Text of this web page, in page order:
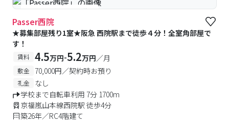
#予約受付中 #空室待ち
Passer西院
★募集部屋残り1室★阪急 西院駅まで徒歩４分！全室角部屋で
す！
賃料 4.5万円-5.2万円／月
敷金 70,000円／契約時お預り
礼金
なし
学校まで自転車利用 7分 1700m
京福嵐山本線西院駅 徒歩4分
築26年／RC4階建て